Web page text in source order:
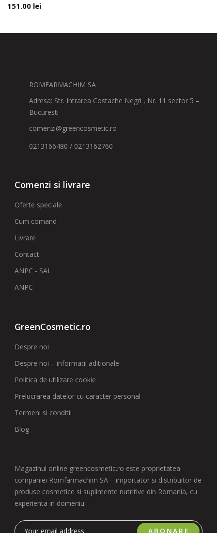
151.00 lei
ROMFARMACHIM SA
Adresa: Str. Intrarea Costache Negri , Nr. 11 sector 5 –
Bucuresti
comenzi@greencosmetic.ro
0213166480 / 0213162760
Comenzi si livrare
Oferte speciale
Cum comand
Livrare
Contact
ANPC - SAL
ANPC
GreenCosmetic.ro
Despre noi
Despre noi – informatii aditionale
Politica de utilizare cookie
Prelucrarea datelor cu caracter personal
Termeni si conditii
Blog
Magazinul online greencosmetic.ro este proprietatea
companiei Romfarmachim SA – importator si distribuitor de
produse cosmetice si suplimente nutritive din Romania, cu
experienta in domeniu.
ABONARE